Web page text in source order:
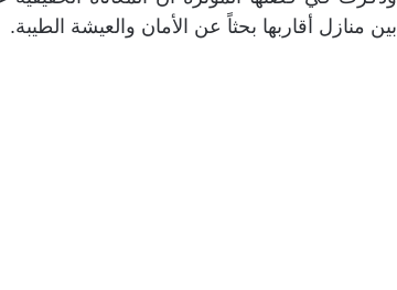
بين منازل أقاربها بحثاً عن الأمان والعيشة الطيبة.